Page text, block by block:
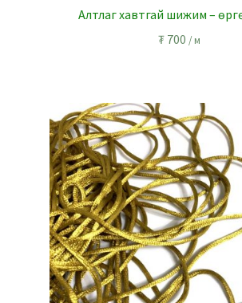
Алтлаг хавтгай шижим –
₮700 / м